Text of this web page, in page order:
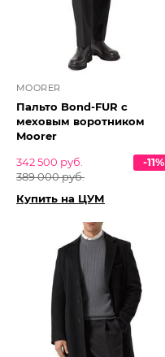
MOORER
Пальто Bond-FUR с
меховым воротником
Moorer
342 500 руб.
389 000 руб.
-11%
Купить на ЦУМ